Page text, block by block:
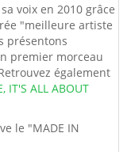
voix en 2010 grâce
"meilleure artiste
présentons
premier morceau
également
IT'S ALL ABOUT
le "MADE IN